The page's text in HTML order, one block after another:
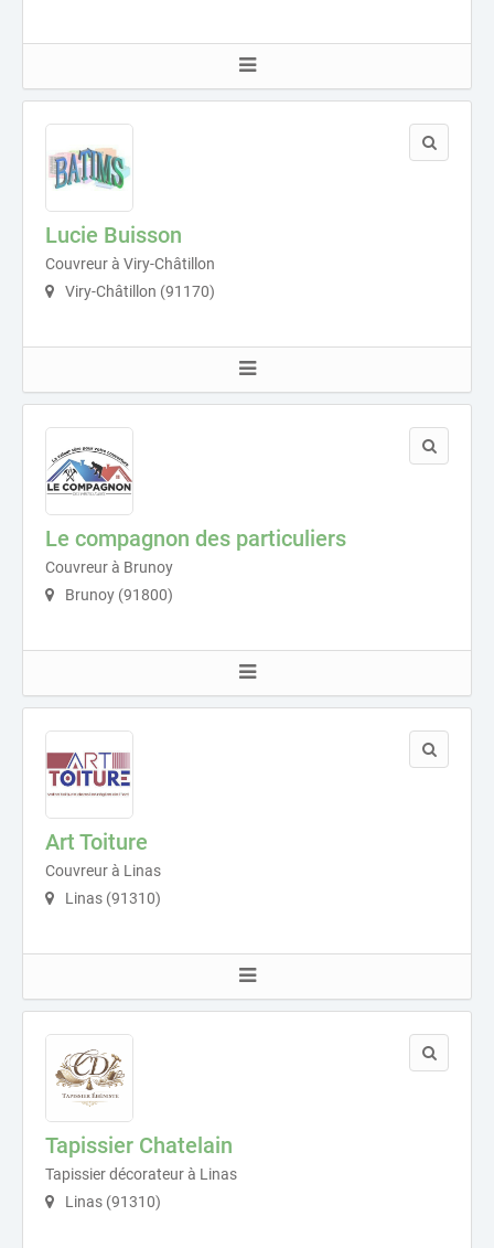
Lucie Buisson
Couvreur à Viry-Châtillon
Viry-Châtillon (91170)
Le compagnon des particuliers
Couvreur à Brunoy
Brunoy (91800)
Art Toiture
Couvreur à Linas
Linas (91310)
Tapissier Chatelain
Tapissier décorateur à Linas
Linas (91310)